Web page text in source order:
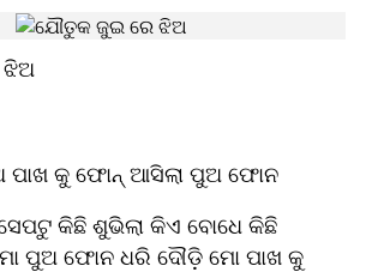
ଝିଅ
ପାଖ କୁ ଫୋନ୍ ଆସିଲା ପୁଅ ଫୋନ
କିଛି ଶୁଭିଲା କିଏ ବୋଧେ କିଛି
ପୁଅ ଫୋନ ଧରି ଦୌଡ଼ି ମୋ ପାଖ କୁ